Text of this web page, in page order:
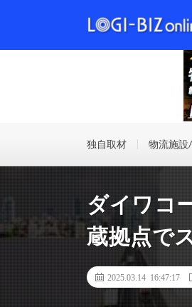
独自取材 物流施設
ダイワコ
蔵拠点で
2025.03.14 16:47:17